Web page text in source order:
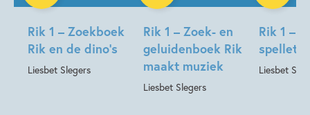
Rik 1 – Zoekboek
Rik en de dino’s
Liesbet Slegers
Rik 1 – Zoek- en
geluidenboek Rik
maakt muziek
Liesbet Slegers
Rik 1 –
Liesbet